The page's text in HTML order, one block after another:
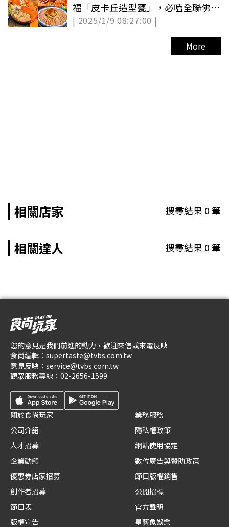
福「皮卡丘造型甕」，必嗑全聯佛跳
牆
| 2025/1/9 08:27:00 |
More
相關店家 搜尋結果0筆
相關達人 搜尋結果0筆
您的意見是我們前進的動力，歡迎來信或來電反映
食尚編輯： supertaste@tvbs.com.tw
意見反映： service@tvbs.com.tw
觀眾服務專線： 02-2656-1599
關於食尚玩家
公司介紹
人才招募
企業動態
優惠券店家招募
創作者招募
節目表
版權宣告
業務服務
隱私權政策
網站使用協定
數位廣告與贊助政策
節目版權銷售
公開招標
官方聲明
星藝象娛樂